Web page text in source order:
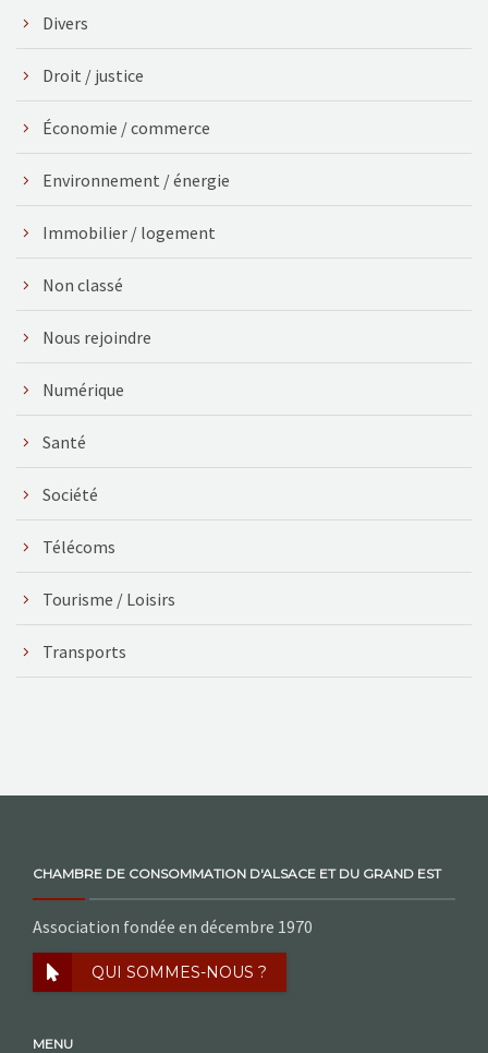
Divers
Droit / justice
Économie / commerce
Environnement / énergie
Immobilier / logement
Non classé
Nous rejoindre
Numérique
Santé
Société
Télécoms
Tourisme / Loisirs
Transports
CHAMBRE DE CONSOMMATION D'ALSACE ET DU GRAND EST
Association fondée en décembre 1970
QUI SOMMES-NOUS ?
MENU